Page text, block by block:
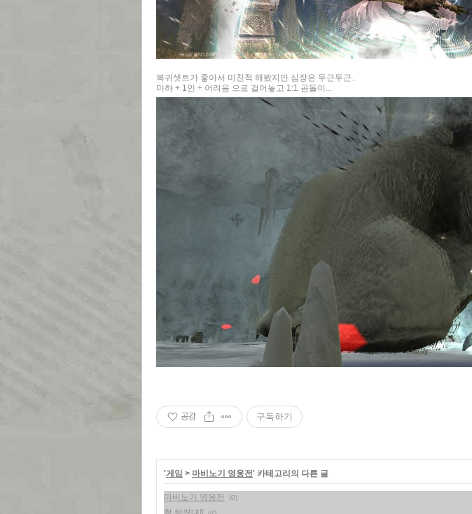
복귀셋트가 좋아서 미친척 해봤지만 심장은 두근두근..
마하 + 1인 + 어려움 으로 걸어놓고 1:1 곰돌이...
공감 구독하기
'게임 > 마비노기 영웅전' 카테고리의 다른 글
마비노기 영웅전 (0)